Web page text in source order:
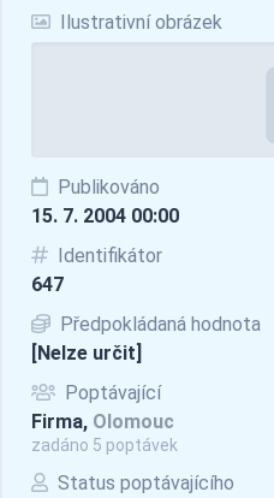
Ilustrativní obrázek
Publikováno
15. 7. 2004 00:00
Identifikátor
647
Předpokládaná hodnota
[Nelze určit]
Poptávající
Firma, Olomouc
zadáno 5 poptávek
Status poptávajícího